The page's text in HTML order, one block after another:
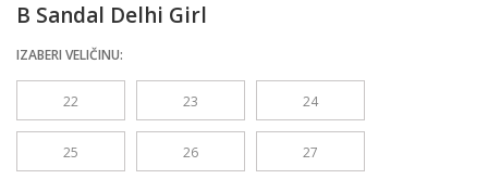
B Sandal Delhi Girl
IZABERI VELIČINU:
22 23 24
25 26 27